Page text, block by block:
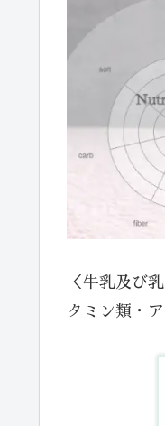
＜牛乳及び
タミン類・